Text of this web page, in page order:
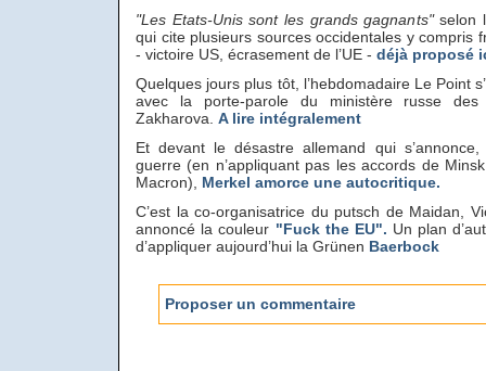
"Les Etats-Unis sont les grands gagnants"selon
qui cite plusieurs sources occidentales y compris
- victoire US, écrasement de l’UE - déjà proposé
Quelques jours plus tôt, l’hebdomadaire Le Point
avec la porte-parole du ministère russe des
Zakharova. A lire intégralement
Et devant le désastre allemand qui
guerre (en n’appliquant pas les accords de
Macron), Merkel amorce une autocritique.
C’est la co-organisatrice du putsch de Maidan,
annoncé la couleur "Fuck the EU". Un plan
d’appliquer aujourd’hui la Grünen Baerbock
Proposer un commentaire